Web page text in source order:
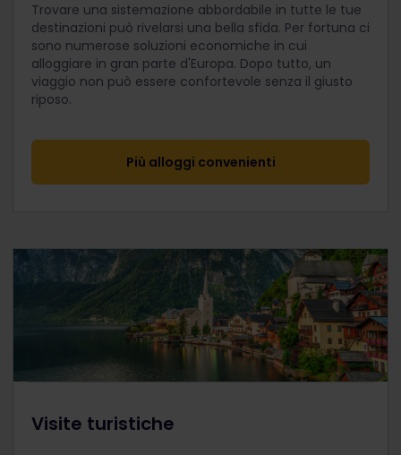
Trovare una sistemazione abbordabile in tutte le tue
destinazioni può rivelarsi una bella sfida. Per fortuna ci
sono numerose soluzioni economiche in cui
alloggiare in gran parte d'Europa. Dopo tutto, un
viaggio non può essere confortevole senza il giusto
riposo.
Più alloggi convenienti
Visite turistiche